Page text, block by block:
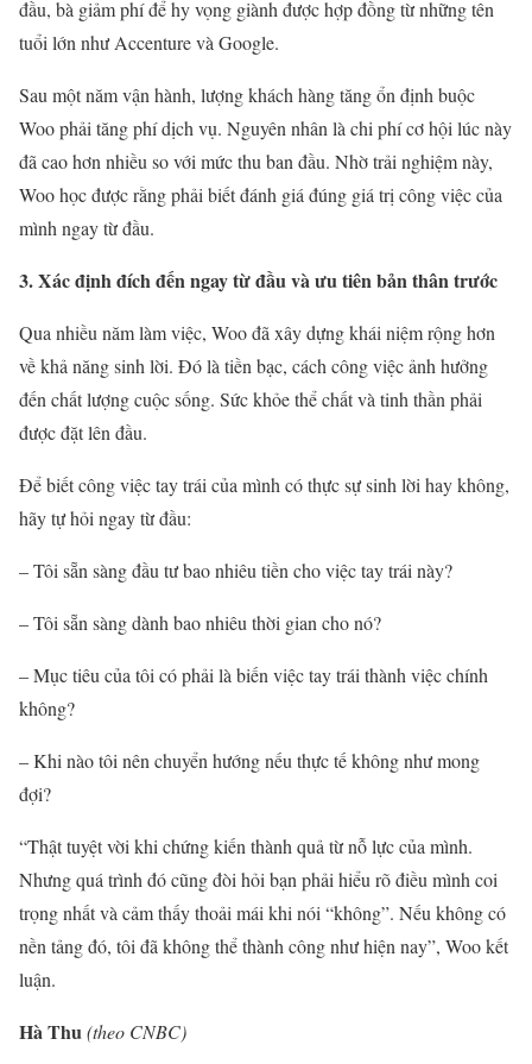
đầu, bà giảm phí để hy vọng giành được hợp đồng từ những tên
tuổi lớn như Accenture và Google.
Sau một năm vận hành, lượng khách hàng tăng ổn định buộc
Woo phải tăng phí dịch vụ. Nguyên nhân là chi phí cơ hội lúc này
đã cao hơn nhiều so với mức thu ban đầu. Nhờ trải nghiệm này,
Woo học được rằng phải biết đánh giá đúng giá trị công việc của
mình ngay từ đầu.
3. Xác định đích đến ngay từ đầu và ưu tiên bản thân trước
Qua nhiều năm làm việc, Woo đã xây dựng khái niệm rộng hơn
về khả năng sinh lời. Đó là tiền bạc, cách công việc ảnh hưởng
đến chất lượng cuộc sống. Sức khỏe thể chất và tinh thần phải
được đặt lên đầu.
Để biết công việc tay trái của mình có thực sự sinh lời hay không,
hãy tự hỏi ngay từ đầu:
– Tôi sẵn sàng đầu tư bao nhiêu tiền cho việc tay trái này?
– Tôi sẵn sàng dành bao nhiêu thời gian cho nó?
– Mục tiêu của tôi có phải là biến việc tay trái thành việc chính
không?
– Khi nào tôi nên chuyển hướng nếu thực tế không như mong
đợi?
“Thật tuyệt vời khi chứng kiến thành quả từ nỗ lực của mình.
Nhưng quá trình đó cũng đòi hỏi bạn phải hiểu rõ điều mình coi
trọng nhất và cảm thấy thoải mái khi nói “không”. Nếu không có
nền tảng đó, tôi đã không thể thành công như hiện nay”, Woo kết
luận.
Hà Thu(theo CNBC)